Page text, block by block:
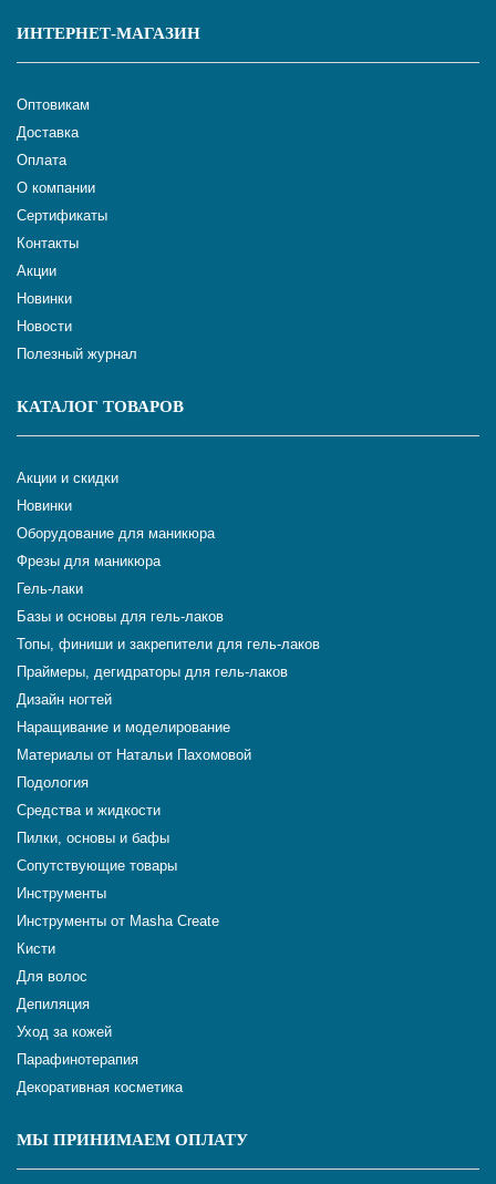
ИНТЕРНЕТ-МАГАЗИН
Оптовикам
Доставка
Оплата
О компании
Сертификаты
Контакты
Акции
Новинки
Новости
Полезный журнал
КАТАЛОГ ТОВАРОВ
Акции и скидки
Новинки
Оборудование для маникюра
Фрезы для маникюра
Гель-лаки
Базы и основы для гель-лаков
Топы, финиши и закрепители для гель-лаков
Праймеры, дегидраторы для гель-лаков
Дизайн ногтей
Наращивание и моделирование
Материалы от Натальи Пахомовой
Подология
Средства и жидкости
Пилки, основы и бафы
Сопутствующие товары
Инструменты
Инструменты от Masha Create
Кисти
Для волос
Депиляция
Уход за кожей
Парафинотерапия
Декоративная косметика
МЫ ПРИНИМАЕМ ОПЛАТУ